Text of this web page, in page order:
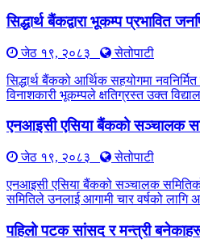
सिद्धार्थ बैंकद्वारा भूकम्प प्रभावित
जेठ १९, २०८३
सेतोपाटी
सिद्धार्थ बैंकको आर्थिक सहयोगमा
विनाशकारी भूकम्पले क्षतिग्रस्त उक्त
एनआइसी एसिया बैंकको सञ्चालक
जेठ १९, २०८३
सेतोपाटी
एनआइसी एसिया बैंकको सञ्चालक
समितिले उनलाई आगामी चार वर्षको लागि
पहिलो पटक सांसद र मन्त्री